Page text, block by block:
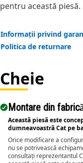
pentru această piesă.
Informații privind
Politica de returnare
Cheie
Montare din
Această piesă este
dumneavoastră Cat pe
Orice modificare a
nu se potrivească
consultați reprezentantul